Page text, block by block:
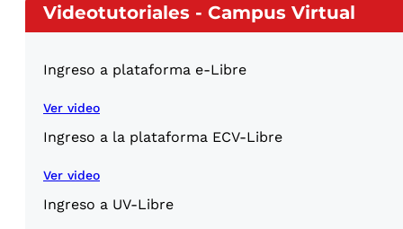
Videotutoriales - Campus Virtual
Ingreso a plataforma e-Libre
Ver video
Ingreso a la plataforma ECV-Libre
Ver video
Ingreso a UV-Libre